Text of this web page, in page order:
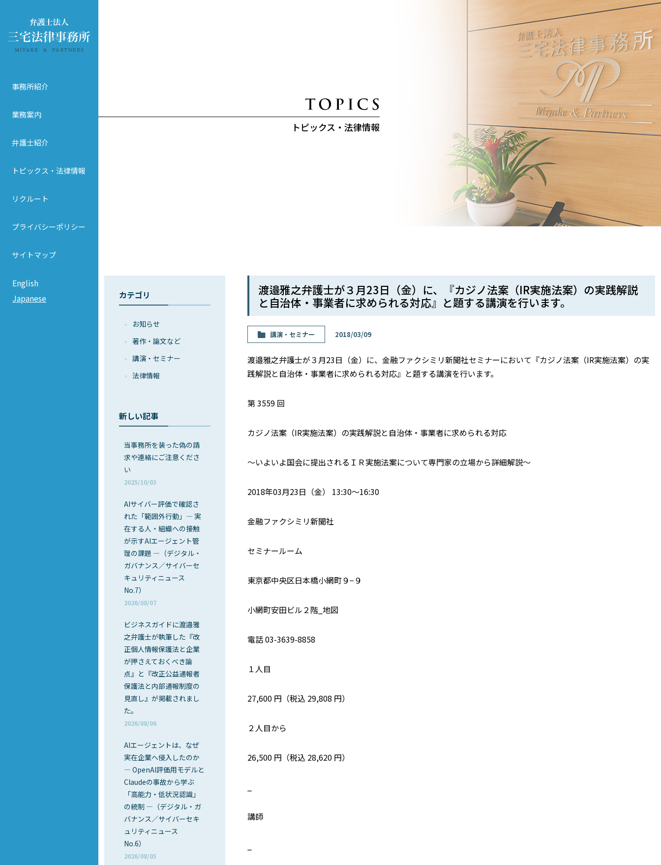
事務所紹介
業務案内
弁護士紹介
トピックス・法律情報
リクルート
プライバシーポリシー
サイトマップ
English
Japanese
トピックス・法律情報
カテゴリ
お知らせ
著作・論⽂など
講演・セミナー
法律情報
新しい記事
当事務所を装った偽の請
求や連絡にご注意くださ
い
2025/10/03
AIサイバー評価で確認さ
れた「範囲外行動」― 実
在する人・組織への接触
が示すAIエージェント管
理の課題 ―（デジタル・
ガバナンス／サイバーセ
キュリティニュース
No.7）
2026/08/07
ビジネスガイドに渡邉雅
之弁護士が執筆した『改
正個人情報保護法と企業
が押さえておくべき論
点』と『改正公益通報者
保護法と内部通報制度の
見直し』が掲載されまし
た。
2026/08/06
AIエージェントは、なぜ
実在企業へ侵入したのか
― OpenAI評価用モデルと
Claudeの事故から学ぶ
「高能力・低状況認識」
の統制 ―（デジタル・ガ
バナンス／サイバーセキ
ュリティニュース
No.6）
2026/08/05
渡邉雅之弁護士が３月23日（金）に、『カジノ法案（IR実施法案）の実践解説
と自治体・事業者に求められる対応』と題する講演を行います。
講演・セミナー 2018/03/09
渡邉雅之弁護士が３月23日（金）に、金融ファクシミリ新聞社セミナーにおいて『カジノ法案（IR実施法案）の実
践解説と自治体・事業者に求められる対応』と題する講演を行います。
第 3559 回
カジノ法案（IR実施法案）の実践解説と自治体・事業者に求められる対応
〜いよいよ国会に提出されるＩＲ実施法案について専門家の立場から詳細解説〜
2018年03月23日（金） 13:30〜16:30
金融ファクシミリ新聞社
セミナールーム
東京都中央区日本橋小網町９−９
小網町安田ビル２階_地図
電話 03-3639-8858
１人目
27,600 円（税込 29,808 円）
２人目から
26,500 円（税込 28,620 円）
講師